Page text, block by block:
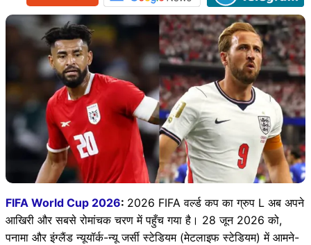
FIFA World Cup 2026: 2026 FIFA वर्ल्ड कप का ग्रुप L अब अपने
आखिरी और सबसे रोमांचक चरण में पहुँच गया है। 28 जून 2026 को,
पनामा और इंग्लैंड न्यूयॉर्क-न्यू जर्सी स्टेडियम (मेटलाइफ स्टेडियम) में आमने-